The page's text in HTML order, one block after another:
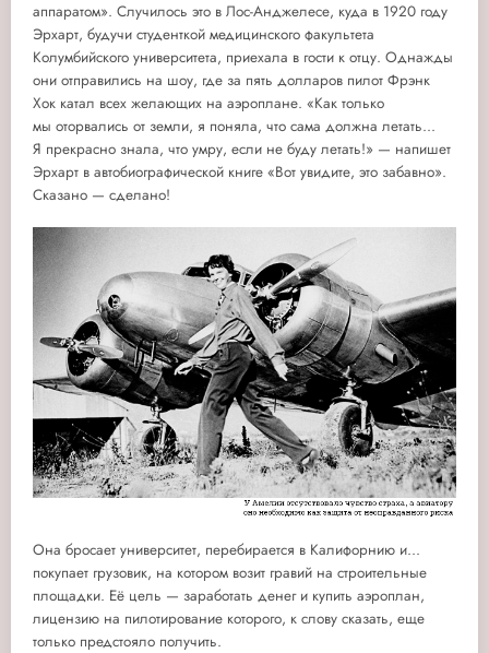
аппаратом». Случилось это в Лос-Анджелесе, куда в 1920 году
Эрхарт, будучи студенткой медицинского факультета
Колумбийского университета, приехала в гости к отцу. Однажды
они отправились на шоу, где за пять долларов пилот Фрэнк
Хок катал всех желающих на аэроплане. «Как только
мы оторвались от земли, я поняла, что сама должна летать...
Я прекрасно знала, что умру, если не буду летать!» — напишет
Эрхарт в автобиографической книге «Вот увидите, это забавно».
Сказано — сделано!
Она бросает университет, перебирается в Калифорнию и...
покупает грузовик, на котором возит гравий на строительные
площадки. Её цель — заработать денег и купить аэроплан,
лицензию на пилотирование которого, к слову сказать, еще
только предстояло получить.